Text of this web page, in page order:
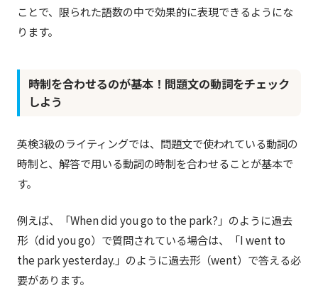
ことで、限られた語数の中で効果的に表現できるようにな
ります。
時制を合わせるのが基本！問題文の動詞をチェック
しよう
英検3級のライティングでは、問題文で使われている動詞の
時制と、解答で用いる動詞の時制を合わせることが基本で
す。
例えば、「When did you go to the park?」のように過去
形（did you go）で質問されている場合は、「I went to
the park yesterday.」のように過去形（went）で答える必
要があります。